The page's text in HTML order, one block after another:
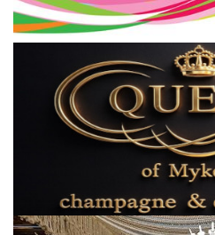
Opinion + Analysis
L’Art des Sens
Local Elections 2023
About